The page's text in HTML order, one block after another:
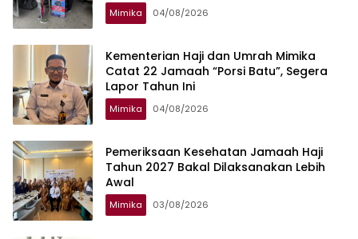
Mimika 04/08/2026
Kementerian Haji dan Umrah Mimika
Catat 22 Jamaah “Porsi Batu”, Segera
Lapor Tahun Ini
Mimika 04/08/2026
Pemeriksaan Kesehatan Jamaah Haji
Tahun 2027 Bakal Dilaksanakan Lebih
Awal
Mimika 03/08/2026